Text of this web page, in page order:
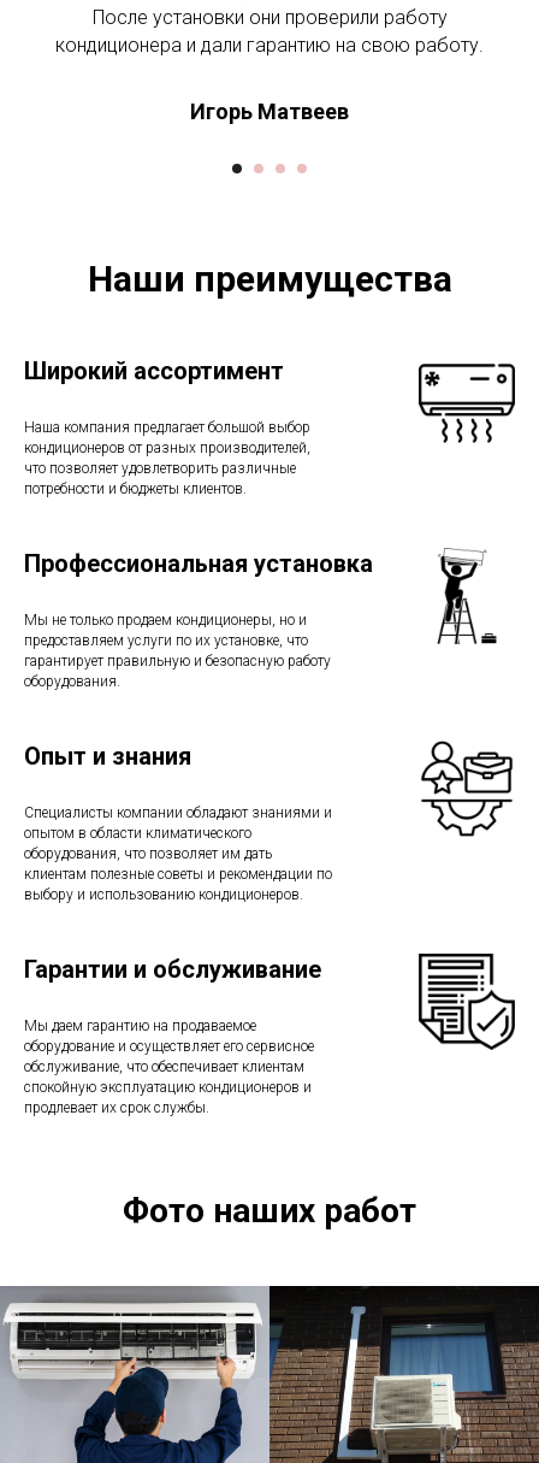
После установки они проверили работу
кондиционера и дали гарантию на свою работу.
Игорь Матвеев
Наши преимущества
Широкий ассортимент
Наша компания предлагает большой выбор
кондиционеров от разных производителей,
что позволяет удовлетворить различные
потребности и бюджеты клиентов.
Профессиональная установка
Мы не только продаем кондиционеры, но и
предоставляем услуги по их установке, что
гарантирует правильную и безопасную работу
оборудования.
Опыт и знания
Специалисты компании обладают знаниями и
опытом в области климатического
оборудования, что позволяет им дать
клиентам полезные советы и рекомендации по
выбору и использованию кондиционеров.
Гарантии и обслуживание
Мы даем гарантию на продаваемое
оборудование и осуществляет его сервисное
обслуживание, что обеспечивает клиентам
спокойную эксплуатацию кондиционеров и
продлевает их срок службы.
Фото наших работ